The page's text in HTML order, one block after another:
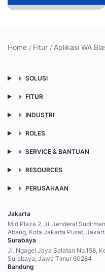
Home Fitur Aplikasi WA
SOLUSI
FITUR
INDUSTRI
ROLES
SERVICE & BANTUAN
RESOURCES
PERUSAHAAN
Jakarta
Mid Plaza 2, Jl. Jenderal
Abang, Kota Jakarta Pusat,
Surabaya
Jl. Ngagel Jaya Selatan No.158,
Surabaya, Jawa Timur 60284
Bandung